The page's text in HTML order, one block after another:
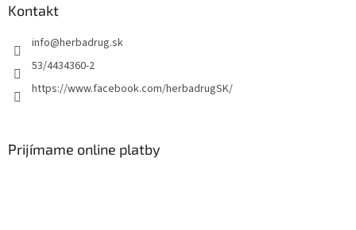
Kontakt
info@herbadrug.sk
53/4434360-2
https://www.facebook.com/herbadrugSK/
Prijímame online platby